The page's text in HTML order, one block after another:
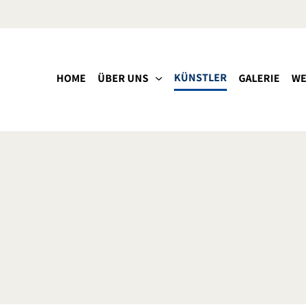
HOME ÜBER UNS KÜNSTLER GALERIE